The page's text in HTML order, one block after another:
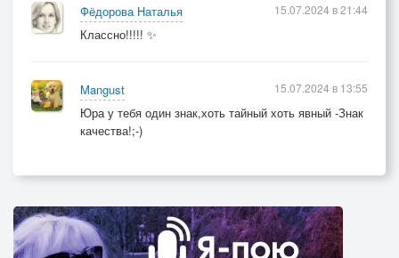
Фёдорова Наталья
Классно!!!!! ✨
15.07.2024 в 21:44
Mangust
Юра у тебя один знак,хоть тайный хоть явный -Знак
качества!;-)
15.07.2024 в 13:55